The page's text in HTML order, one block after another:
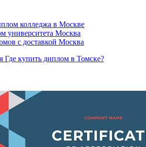
колледжа в Москве
университета Москва
с доставкой Москва
Где купить диплом в Томске?